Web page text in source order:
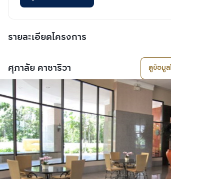
รายละเอียดโครงการ
ศุภาลัย คาซาริวา ดูข้อมูลโครงการ